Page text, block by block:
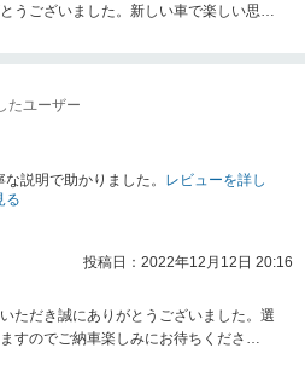
うございました。新しい車で楽しい思い
たユーザー
な説明で助かりました。 レビューを詳し
る
投稿日：2022年12月12日 20:16
ただき誠にありがとうございました。選
すのでご納車楽しみにお待ちくださ